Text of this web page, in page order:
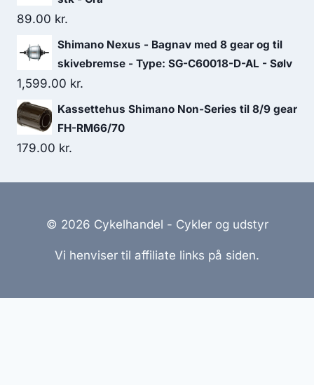
89.00 kr.
Shimano Nexus - Bagnav med 8 gear og til
skivebremse - Type: SG-C60018-D-AL - Sølv
1,599.00 kr.
Kassettehus Shimano Non-Series til 8/9 gear
FH-RM66/70
179.00 kr.
© 2026 Cykelhandel - Cykler og udstyr
Vi henviser til affiliate links på siden.